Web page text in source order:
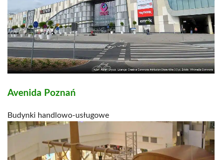
Avenida Poznań
Budynki handlowo-usługowe